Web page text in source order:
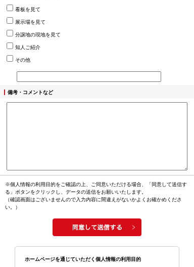
看板を見て
展示場を見て
分譲地の現地を見て
知人ご紹介
その他
備考・コメントなど
※個人情報の利用目的をご確認の上、ご同意いただける場合、「同意して送信す
る」ボタンをクリックし、データの送信をお願いいたします。
（確認画面はございませんので入力内容に間違えがないかよくお確かめくださ
い。）
ホームページを通じていただく個人情報の利用目的